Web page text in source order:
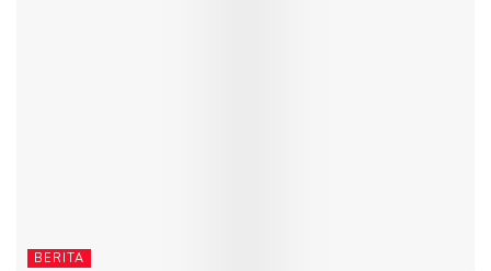
BERITA